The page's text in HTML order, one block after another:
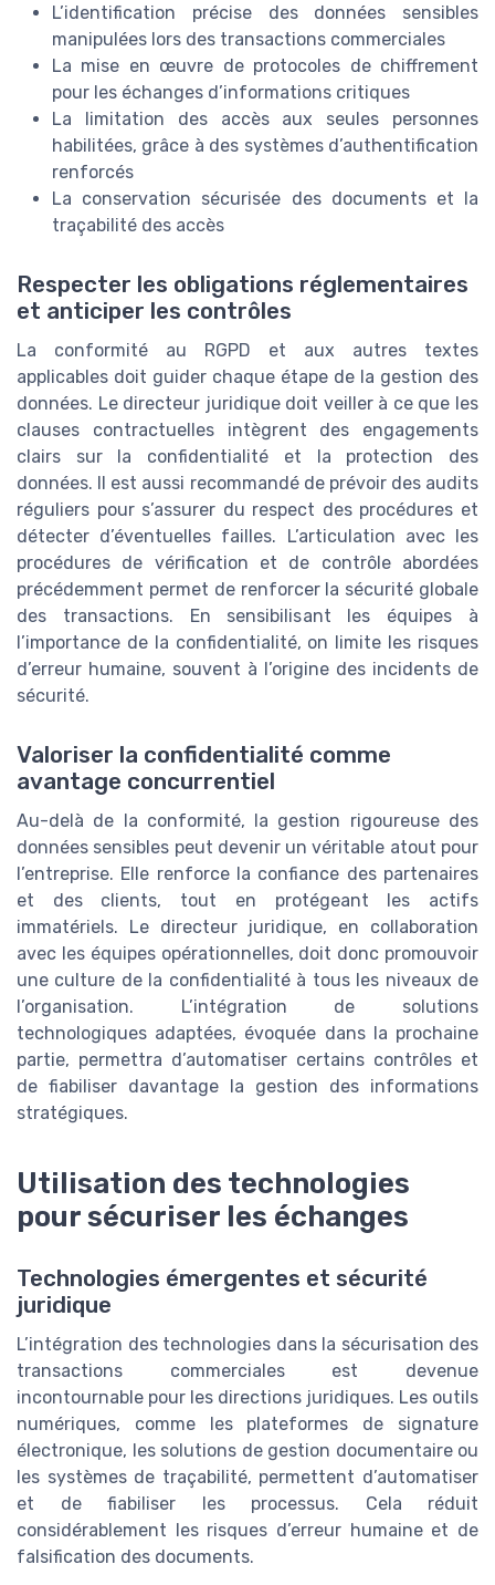
L’identification précise des données sensibles
manipulées lors des transactions commerciales
La mise en œuvre de protocoles de chiffrement
pour les échanges d’informations critiques
La limitation des accès aux seules personnes
habilitées, grâce à des systèmes d’authentification
renforcés
La conservation sécurisée des documents et la
traçabilité des accès
Respecter les obligations réglementaires
et anticiper les contrôles
La conformité au RGPD et aux autres textes
applicables doit guider chaque étape de la gestion des
données. Le directeur juridique doit veiller à ce que les
clauses contractuelles intègrent des engagements
clairs sur la confidentialité et la protection des
données. Il est aussi recommandé de prévoir des audits
réguliers pour s’assurer du respect des procédures et
détecter d’éventuelles failles. L’articulation avec les
procédures de vérification et de contrôle abordées
précédemment permet de renforcer la sécurité globale
des transactions. En sensibilisant les équipes à
l’importance de la confidentialité, on limite les risques
d’erreur humaine, souvent à l’origine des incidents de
sécurité.
Valoriser la confidentialité comme
avantage concurrentiel
Au-delà de la conformité, la gestion rigoureuse des
données sensibles peut devenir un véritable atout pour
l’entreprise. Elle renforce la confiance des partenaires
et des clients, tout en protégeant les actifs
immatériels. Le directeur juridique, en collaboration
avec les équipes opérationnelles, doit donc promouvoir
une culture de la confidentialité à tous les niveaux de
l’organisation. L’intégration de solutions
technologiques adaptées, évoquée dans la prochaine
partie, permettra d’automatiser certains contrôles et
de fiabiliser davantage la gestion des informations
stratégiques.
Utilisation des technologies
pour sécuriser les échanges
Technologies émergentes et sécurité
juridique
L’intégration des technologies dans la sécurisation des
transactions commerciales est devenue
incontournable pour les directions juridiques. Les outils
numériques, comme les plateformes de signature
électronique, les solutions de gestion documentaire ou
les systèmes de traçabilité, permettent d’automatiser
et de fiabiliser les processus. Cela réduit
considérablement les risques d’erreur humaine et de
falsification des documents.